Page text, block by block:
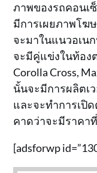
ภาพของรถคอนเ
มีการเผยภาพโฆ
จะมาในแนวอเนก
จะมีคู่แข่งในท้องต
Corolla Cross,
นั้นจะมีการผลิตเ
และจะทำการเปิ
คาดว่าจะมีราคา
[adsforwp